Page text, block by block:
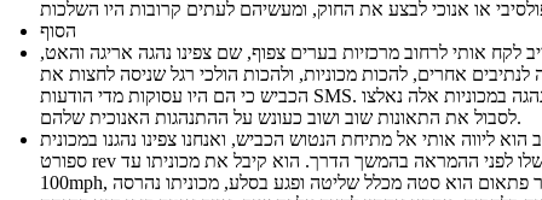
הסוף
לקח אותי לרחוב מרכזיות בערים צפוף, שם צפינו נהגה אריגה והאט,
לנתיבים אחרים, להכות מכוניות, ולהכות הולכי רגל שניסה לחצות את
הכביש כי הם היו עסוקות מדי הודעות SMS. הנהגה במכוניות אלה נאלצו
לסבול את התאונות שוב ושוב כעונש על ההתנהגות האנוכית שלהם.
הוא ליווה אותי אל מתיחת הנטוש הכביש, ואנחנו צפינו נהגנו במכונית
ספורט rev המנוע שלו לפני ההמראה בהמשך הדרך. הוא קיבל את מכוניתו עד
100mph, כאשר פתאום הוא סטה מכלל שליטה ופגע בסלע, מכוניתו נהרסה